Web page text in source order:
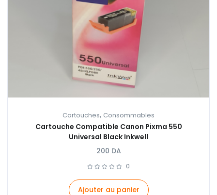
Cartouches, Consommables
Cartouche Compatible Canon Pixma 550
Universal Black Inkwell
200 DA
0
Ajouter au panier